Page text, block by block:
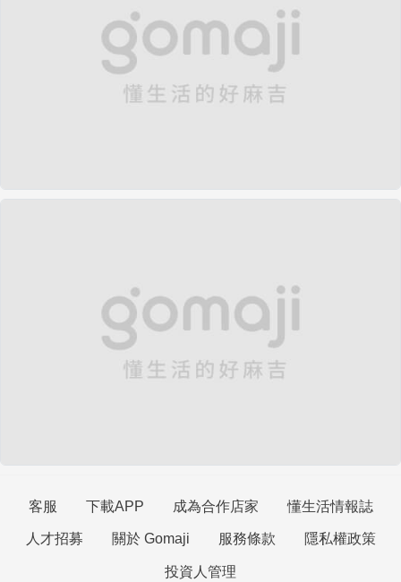
客服 下載APP 成為合作店家 懂生活情報誌
人才招募 關於 Gomaji 服務條款 隱私權政策
投資人管理